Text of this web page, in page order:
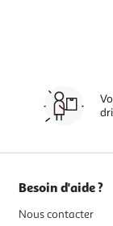
Besoin d'aide ?
Nous contacter